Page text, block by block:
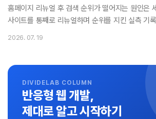
홈페이지 리뉴얼 후 검색 순위가 떨어지는 원인은
사이트를 통째로 리뉴얼하며 순위를 지킨 실측 기
2026. 07. 19
DIVIDELAB COLUMN
반응형 웹 개발,
제대로 알고 시작하기